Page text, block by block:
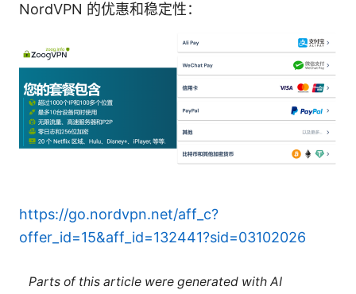
NordVPN 的优惠和稳定性：
https://go.nordvpn.net/aff_c?
offer_id=15&aff_id=132441?sid=03102026
Parts of this article were generated with AI